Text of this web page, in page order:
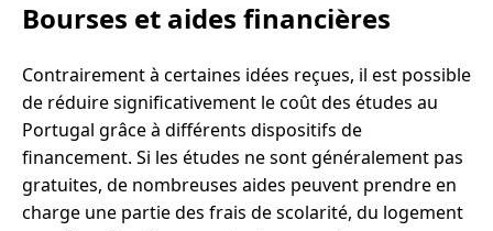
Bourses et aides financières
Contrairement à certaines idées reçues, il est possible
de réduire significativement le coût des études au
Portugal grâce à différents dispositifs de
financement. Si les études ne sont généralement pas
gratuites, de nombreuses aides peuvent prendre en
charge une partie des frais de scolarité, du logement